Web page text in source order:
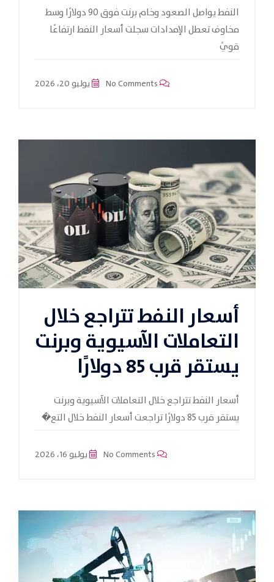
النفط يواصل الصعود وخام برنت فوق 90 دولارًا وسط
مخاوف تعطل الإمدادات سجلت أسعار النفط ارتفاعًا
قويً
يوليو 20، 2026
أسعار النفط تتراجع خلال
التعاملات الآسيوية وبرنت
يستقر قرب 85 دولارًا
أسعار النفط تتراجع خلال التعاملات الآسيوية وبرنت
يستقر قرب 85 دولارًا تراجعت أسعار النفط خلال التع�
يوليو 16، 2026